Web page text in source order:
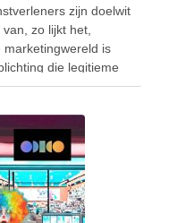
zijn doelwit
zo lijkt het,
is
die legitieme
bedrijf nabootst.